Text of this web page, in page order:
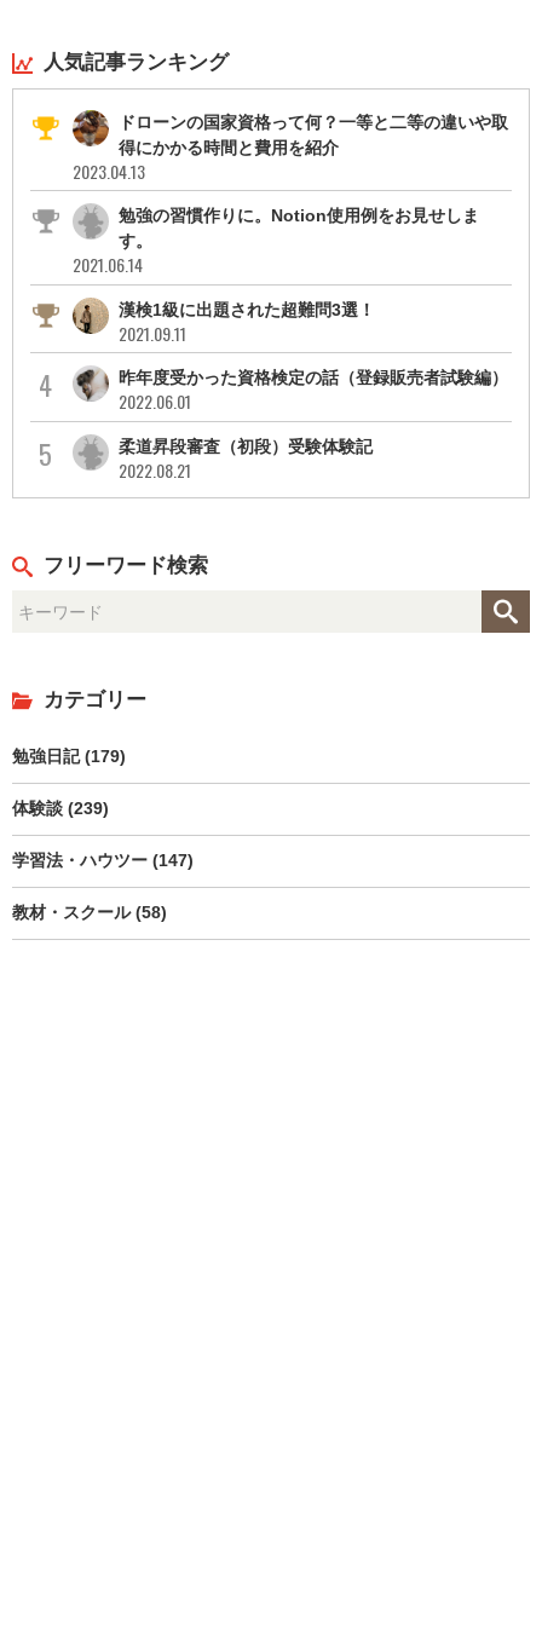
人気記事ランキング
ドローンの国家資格って何？一等と二等の違いや取
得にかかる時間と費用を紹介
2023.04.13
勉強の習慣作りに。Notion使用例をお見せしま
す。
2021.06.14
漢検1級に出題された超難問3選！
2021.09.11
昨年度受かった資格検定の話（登録販売者試験編）
2022.06.01
柔道昇段審査（初段）受験体験記
2022.08.21
フリーワード検索
カテゴリー
勉強日記 (179)
体験談 (239)
学習法・ハウツー (147)
教材・スクール (58)